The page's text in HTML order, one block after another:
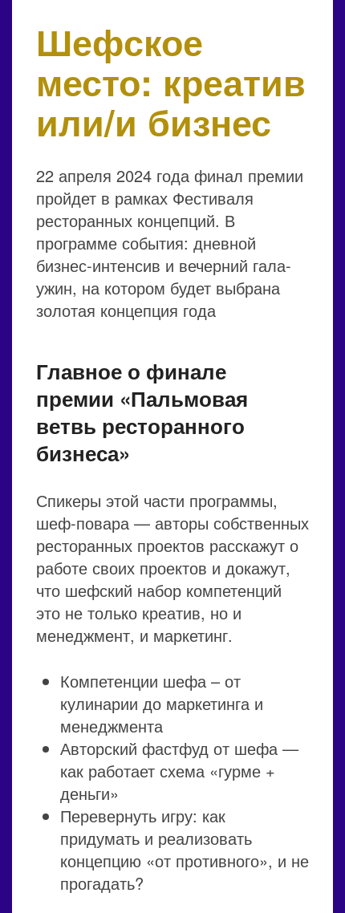
Шефское
место: креатив
или/и бизнес
22 апреля 2024 года финал премии
пройдет в рамках Фестиваля
ресторанных концепций. В
программе события: дневной
бизнес-интенсив и вечерний гала-
ужин, на котором будет выбрана
золотая концепция года
Главное о финале
премии «Пальмовая
ветвь ресторанного
бизнеса»
Спикеры этой части программы,
шеф-повара — авторы собственных
ресторанных проектов расскажут о
работе своих проектов и докажут,
что шефский набор компетенций
это не только креатив, но и
менеджмент, и маркетинг.
Компетенции шефа – от
кулинарии до маркетинга и
менеджмента
Авторский фастфуд от шефа —
как работает схема «гурме +
деньги»
Перевернуть игру: как
придумать и реализовать
концепцию «от противного», и не
прогадать?